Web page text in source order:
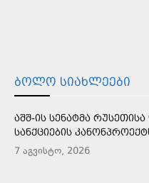
ᲑᲝᲚᲝ ᲡᲘᲐᲮᲚᲔᲔᲑᲘ
ᲐᲨᲨ-ᲘᲡ ᲡᲔᲜᲐᲢᲛᲐ
ᲡᲐᲜᲥᲪᲘᲔᲑᲘᲡ
7 აგვისტო, 2026